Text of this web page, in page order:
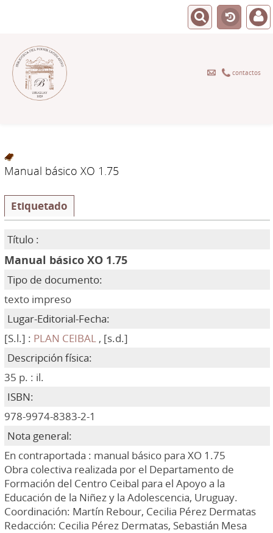
contactos
Manual básico XO 1.75
Etiquetado
Título :
Manual básico XO 1.75
Tipo de documento:
texto impreso
Lugar-Editorial-Fecha:
[S.l.] : PLAN CEIBAL , [s.d.]
Descripción física:
35 p. : il.
ISBN:
978-9974-8383-2-1
Nota general:
En contraportada : manual básico para XO 1.75
Obra colectiva realizada por el Departamento de
Formación del Centro Ceibal para el Apoyo a la
Educación de la Niñez y la Adolescencia, Uruguay.
Coordinación: Martín Rebour, Cecilia Pérez Dermatas
Redacción: Cecilia Pérez Dermatas, Sebastián Mesa